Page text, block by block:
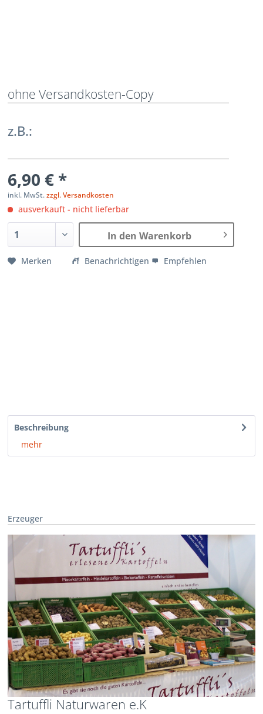
ohne Versandkosten-Copy
z.B.:
6,90 € *
inkl. MwSt.zzgl. Versandkosten
ausverkauft - nicht lieferbar
In den Warenkorb
Merken Benachrichtigen Empfehlen
Beschreibung
mehr
Erzeuger
Tartuffli Naturwaren e.K